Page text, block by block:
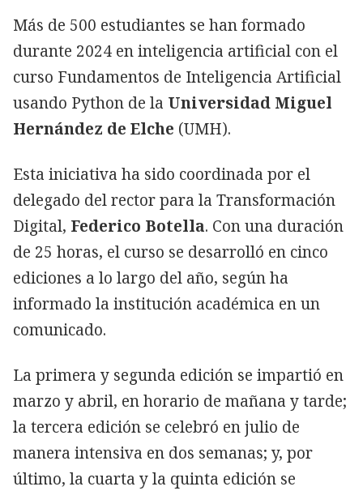
Más de 500 estudiantes se han formado
durante 2024 en inteligencia artificial con el
curso Fundamentos de Inteligencia Artificial
usando Python de la Universidad Miguel
Hernández de Elche (UMH).
Esta iniciativa ha sido coordinada por el
delegado del rector para la Transformación
Digital, Federico Botella. Con una duración
de 25 horas, el curso se desarrolló en cinco
ediciones a lo largo del año, según ha
informado la institución académica en un
comunicado.
La primera y segunda edición se impartió en
marzo y abril, en horario de mañana y tarde;
la tercera edición se celebró en julio de
manera intensiva en dos semanas; y, por
último, la cuarta y la quinta edición se